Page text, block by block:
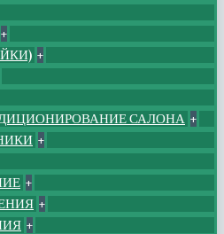
+
+
САЛОНА +
+
+
+
+